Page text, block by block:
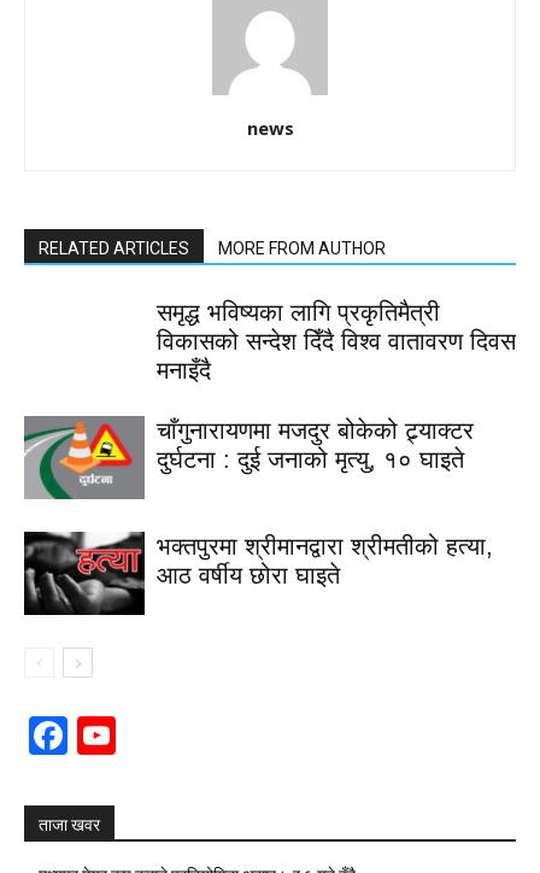
news
RELATED ARTICLES MORE FROM AUTHOR
समृद्ध भविष्यका लागि प्रकृतिमैत्री
विकासको सन्देश दिँदै विश्व वातावरण दिवस
मनाइँदै
चाँगुनारायणमा मजदुर बोकेको ट्र्याक्टर
दुर्घटना : दुई जनाको मृत्यु, १० घाइते
भक्तपुरमा श्रीमानद्वारा श्रीमतीको हत्या,
आठ वर्षीय छोरा घाइते
Facebook
ताजा खवर